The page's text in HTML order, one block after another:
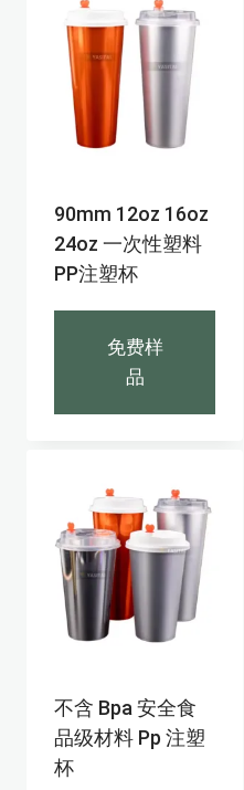
90mm 12oz 16oz
24oz 一次性塑料
PP注塑杯
免费样
品
不含 Bpa 安全食
品级材料 Pp 注塑
杯